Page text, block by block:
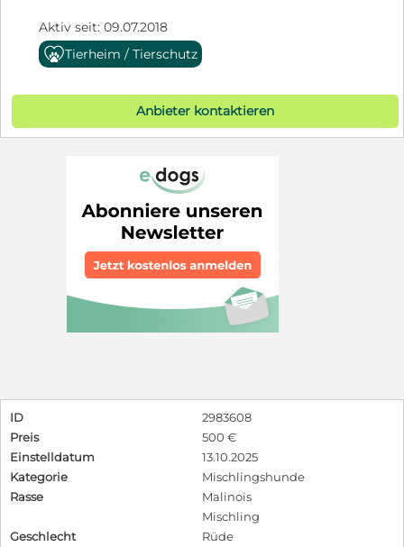
Aktiv seit: 09.07.2018
Tierheim / Tierschutz
Anbieter kontaktieren
ID
2983608
Preis
500 €
Einstelldatum
13.10.2025
Kategorie
Mischlingshunde
Rasse
Malinois
Mischling
Geschlecht
Rüde